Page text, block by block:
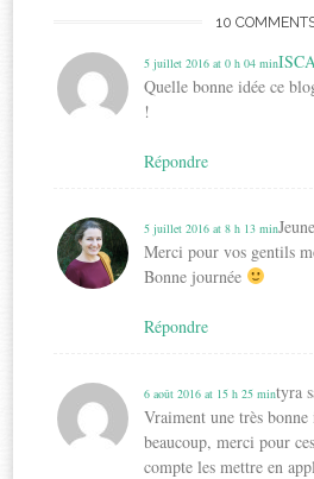
10
5 juillet 2016 at 0 h 04 min
Quelle bonne idée ce
!
Répondre
5 juillet 2016 at 8 h 13 min
Merci pour vos gentils
Bonne journée
Répondre
tyra
6 août 2016 at 15 h 25 min
Vraiment une très bonne
beaucoup, merci pour
compte les mettre en